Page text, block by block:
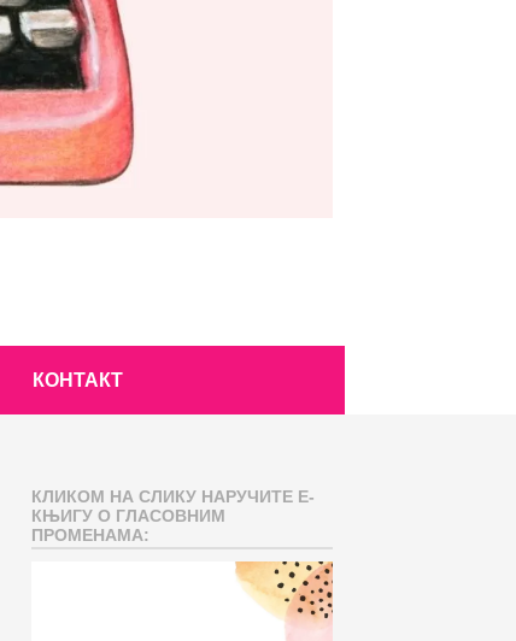
КОНТАКТ
КЛИКОМ НА СЛИКУ НАРУЧИТЕ Е-
КЊИГУ О ГЛАСОВНИМ
ПРОМЕНАМА: